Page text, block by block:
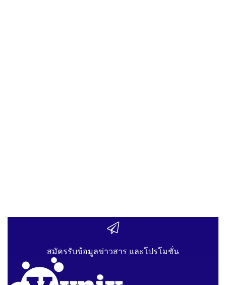
สมัครรับข้อมูลข่าวสาร และโปรโมชั่น